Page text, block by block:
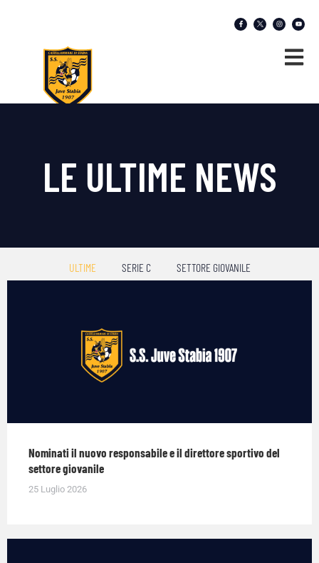
LE ULTIME NEWS
ULTIME SERIE C SETTORE GIOVANILE
Nominati il nuovo responsabile e il direttore sportivo del
settore giovanile
25 Luglio 2026